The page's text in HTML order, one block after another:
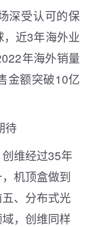
深受认可的保
近3年海外业
年海外销量
金额突破10亿
待
维经过35年
机顶盒做到
、分布式光
，创维同样